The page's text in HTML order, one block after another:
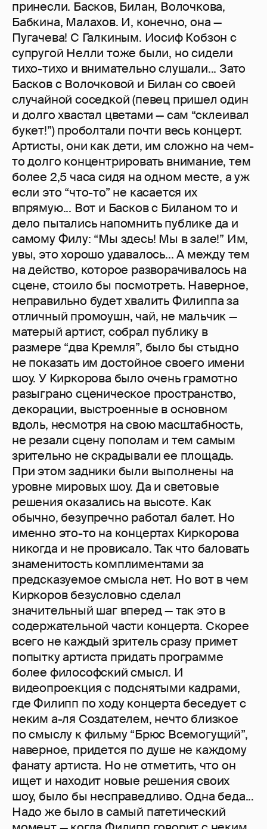
принесли. Басков, Билан, Волочкова,
Бабкина, Малахов. И, конечно, она —
Пугачева! С Галкиным. Иосиф Кобзон с
супругой Нелли тоже были, но сидели
тихо-тихо и внимательно слушали... Зато
Басков с Волочковой и Билан со своей
случайной соседкой (певец пришел один
и долго хвастал цветами — сам “склеивал
букет!”) проболтали почти весь концерт.
Артисты, они как дети, им сложно на чем-
то долго концентрировать внимание, тем
более 2,5 часа сидя на одном месте, а уж
если это “что-то” не касается их
впрямую... Вот и Басков с Биланом то и
дело пытались напомнить публике да и
самому Филу: “Мы здесь! Мы в зале!” Им,
увы, это хорошо удавалось... А между тем
на действо, которое разворачивалось на
сцене, стоило бы посмотреть. Наверное,
неправильно будет хвалить Филиппа за
отличный промоушн, чай, не мальчик —
матерый артист, собрал публику в
размере “два Кремля”, было бы стыдно
не показать им достойное своего имени
шоу. У Киркорова было очень грамотно
разыграно сценическое пространство,
декорации, выстроенные в основном
вдоль, несмотря на свою масштабность,
не резали сцену пополам и тем самым
зрительно не скрадывали ее площадь.
При этом задники были выполнены на
уровне мировых шоу. Да и световые
решения оказались на высоте. Как
обычно, безупречно работал балет. Но
именно это-то на концертах Киркорова
никогда и не провисало. Так что баловать
знаменитость комплиментами за
предсказуемое смысла нет. Но вот в чем
Киркоров безусловно сделал
значительный шаг вперед — так это в
содержательной части концерта. Скорее
всего не каждый зритель сразу примет
попытку артиста придать программе
более философский смысл. И
видеопроекция с подснятыми кадрами,
где Филипп по ходу концерта беседует с
неким а-ля Создателем, нечто близкое
по смыслу к фильму “Брюс Всемогущий”,
наверное, придется по душе не каждому
фанату артиста. Но не отметить, что он
ищет и находит новые решения своих
шоу, было бы несправедливо. Одна беда...
Надо же было в самый патетический